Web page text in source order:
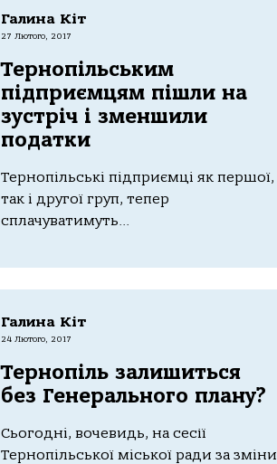
Галина Кіт
27 Лютого, 2017
Тернопільським
підприємцям пішли на
зустріч і зменшили
податки
Тернопільські підприємці як першої,
так і другої груп, тепер
сплачуватимуть...
Галина Кіт
24 Лютого, 2017
Тернопіль залишиться
без Генерального плану?
Сьогодні, вочевидь, на сесії
Тернопільської міської ради за зміни